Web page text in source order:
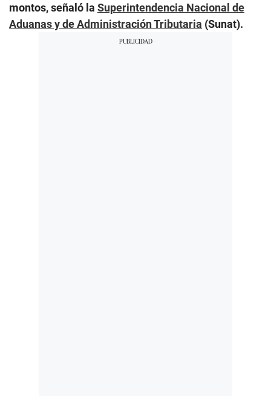
montos, señaló la Superintendencia Nacional de
Aduanas y de Administración Tributaria (Sunat).